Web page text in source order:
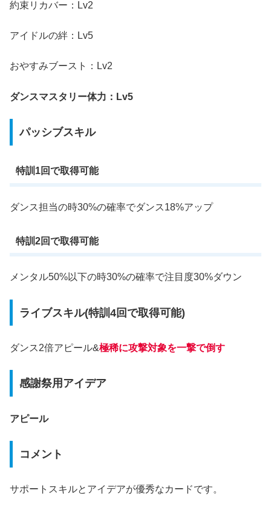
約束リカバー：Lv2
アイドルの絆：Lv5
おやすみブースト：Lv2
ダンスマスタリー体力：Lv5
パッシブスキル
特訓1回で取得可能
ダンス担当の時30%の確率でダンス18%アップ
特訓2回で取得可能
メンタル50%以下の時30%の確率で注目度30%ダウン
ライブスキル(特訓4回で取得可能)
ダンス2倍アピール&極稀に攻撃対象を一撃で倒す
感謝祭用アイデア
アピール
コメント
サポートスキルとアイデアが優秀なカードです。